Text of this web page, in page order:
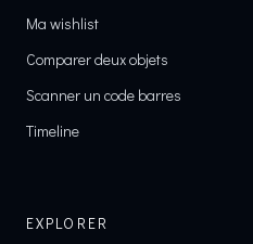
Ma wishlist
Comparer deux objets
Scanner un code barres
Timeline
EXPLORER